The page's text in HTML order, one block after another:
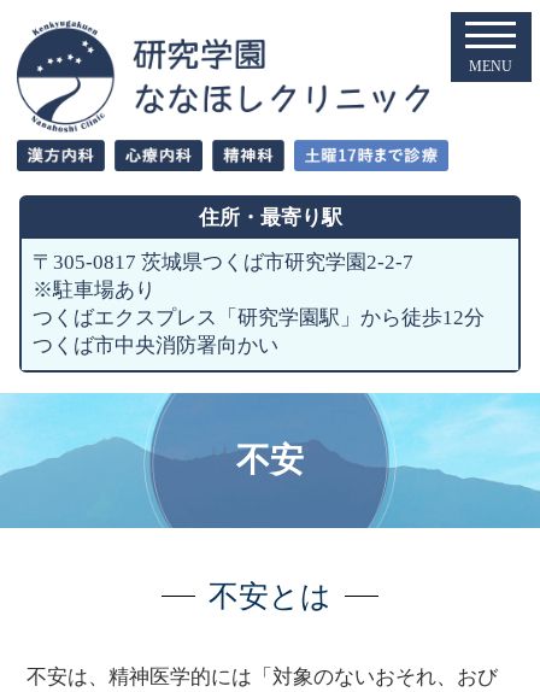
住所・ 最寄り駅
〒305-0817 茨城県つくば市研究学園2-2-7
※駐車場あり
つくばエクスプレス「研究学園駅」から徒歩12分
つくば市中央消防署向かい
不安
不安とは
不安は、精神医学的には「対象のないおそれ、おび